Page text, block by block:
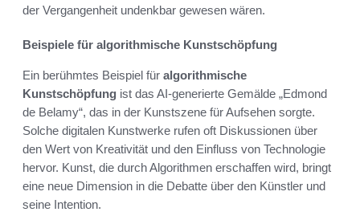
der Vergangenheit undenkbar gewesen wären.
Beispiele für algorithmische Kunstschöpfung
Ein berühmtes Beispiel für algorithmische
Kunstschöpfung ist das AI-generierte Gemälde „Edmond
de Belamy“, das in der Kunstszene für Aufsehen sorgte.
Solche digitalen Kunstwerke rufen oft Diskussionen über
den Wert von Kreativität und den Einfluss von Technologie
hervor. Kunst, die durch Algorithmen erschaffen wird, bringt
eine neue Dimension in die Debatte über den Künstler und
seine Intention.